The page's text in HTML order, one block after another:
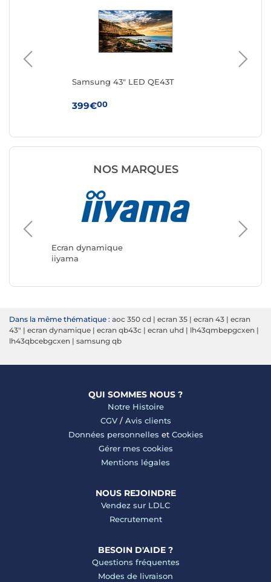
Samsung 43" LED QE43T
399€00
NOS MARQUES
Ecran dynamique
iiyama
Dans la même thématique : aoc 350 cd | ecran 35 | ecran 43 | ecran
43" | ecran dynamique | ecran qb43c | ecran uhd | lh43qmbepgcxen |
lh43qbcebgcxen | samsung qb
QUI SOMMES NOUS ?
Notre Histoire
CGV/ Avis clients
Données personnelles et Cookies
Gérer mes cookies
Mentions légales
NOUS REJOINDRE
Vendez sur LDLC
Recrutement
BESOIN D'AIDE ?
Questions fréquentes
Modes de livraison